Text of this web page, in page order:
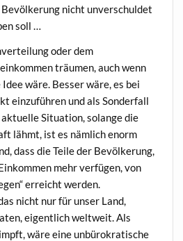
Bevölkerung nicht unverschuldet
soll …
oder dem
träumen, auch wenn
wäre. Besser wäre, es bei
einzuführen und als Sonderfall
Situation, solange die
lähmt, ist es nämlich enorm
dass die Teile der Bevölkerung,
mehr verfügen, von
erreicht werden.
nicht nur für unser Land,
eigentlich weltweit. Als
wäre eine unbürokratische